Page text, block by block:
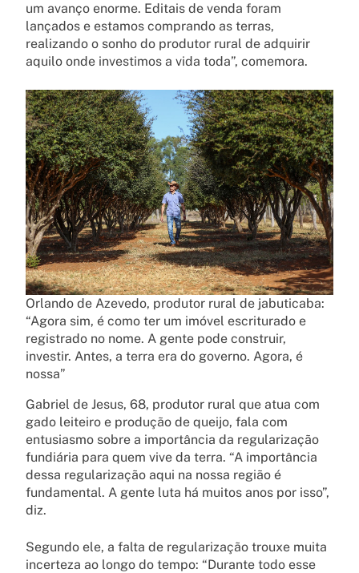
um avanço enorme. Editais de venda foram
lançados e estamos comprando as terras,
realizando o sonho do produtor rural de adquirir
aquilo onde investimos a vida toda”, comemora.
Orlando de Azevedo, produtor rural de jabuticaba:
“Agora sim, é como ter um imóvel escriturado e
registrado no nome. A gente pode construir,
investir. Antes, a terra era do governo. Agora, é
nossa”
Gabriel de Jesus, 68, produtor rural que atua com
gado leiteiro e produção de queijo, fala com
entusiasmo sobre a importância da regularização
fundiária para quem vive da terra. “A importância
dessa regularização aqui na nossa região é
fundamental. A gente luta há muitos anos por isso”,
diz.
Segundo ele, a falta de regularização trouxe muita
incerteza ao longo do tempo: “Durante todo esse